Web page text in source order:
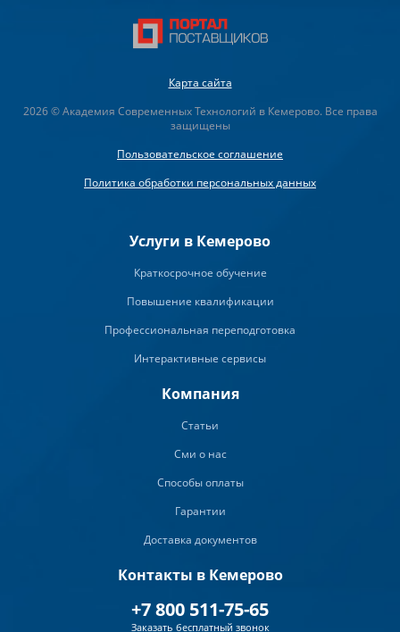
Карта сайта
2026 © Академия Современных Технологий в Кемерово. Все права
защищены
Пользовательское соглашение
Политика обработки персональных данных
Услуги в Кемерово
Краткосрочное обучение
Повышение квалификации
Профессиональная переподготовка
Интерактивные сервисы
Компания
Статьи
Сми о нас
Способы оплаты
Гарантии
Доставка документов
Контакты в Кемерово
+7 800 511-75-65
Заказать бесплатный звонок